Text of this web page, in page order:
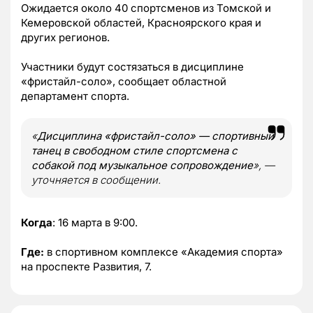
Ожидается около 40 спортсменов из Томской и
Кемеровской областей, Красноярского края и
других регионов.
Участники будут состязаться в дисциплине
«фристайл-соло», сообщает областной
департамент спорта.
«Дисциплина «фристайл-соло» — спортивный
танец в свободном стиле спортсмена с
собакой под музыкальное сопровождение», —
уточняется в сообщении.
Когда: 16 марта в 9:00.
Где: в спортивном комплексе «Академия спорта»
на проспекте Развития, 7.